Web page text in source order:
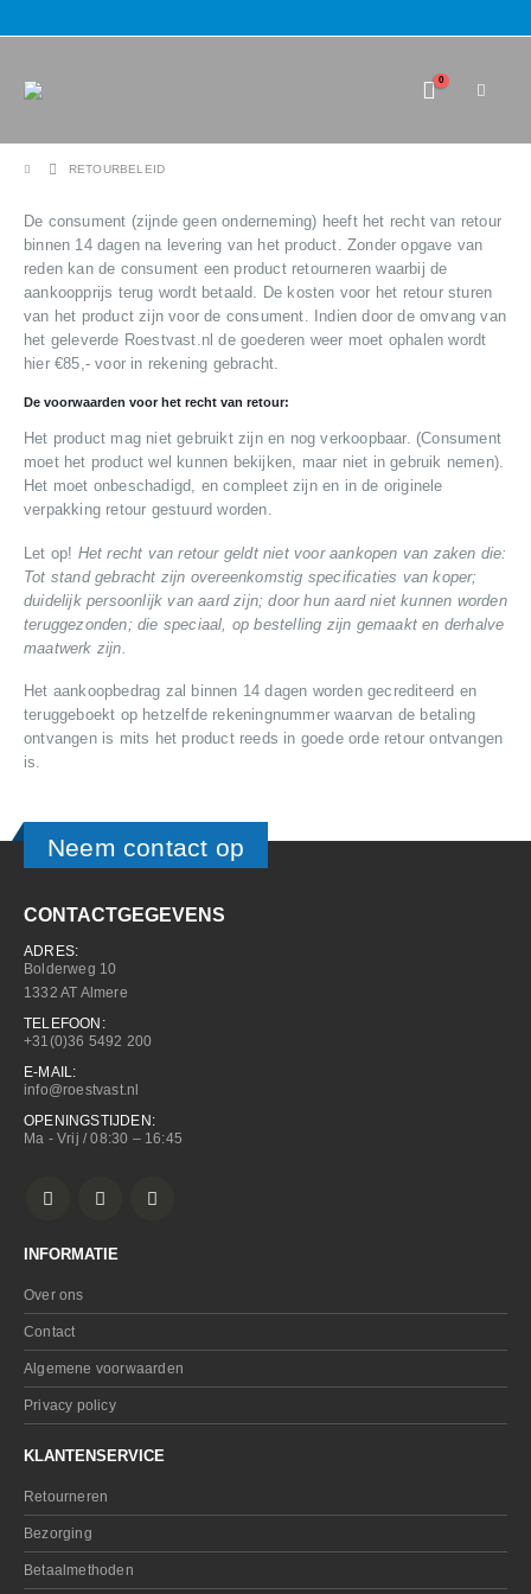
0
RETOURBELEID
De consument (zijnde geen onderneming) heeft het recht van retour
binnen 14 dagen na levering van het product. Zonder opgave van
reden kan de consument een product retourneren waarbij de
aankoopprijs terug wordt betaald. De kosten voor het retour sturen
van het product zijn voor de consument. Indien door de omvang van
het geleverde Roestvast.nl de goederen weer moet ophalen wordt
hier €85,- voor in rekening gebracht.
De voorwaarden voor het recht van retour:
Het product mag niet gebruikt zijn en nog verkoopbaar. (Consument
moet het product wel kunnen bekijken, maar niet in gebruik nemen).
Het moet onbeschadigd, en compleet zijn en in de originele
verpakking retour gestuurd worden.
Let op! Het recht van retour geldt niet voor aankopen van zaken die:
Tot stand gebracht zijn overeenkomstig specificaties van koper;
duidelijk persoonlijk van aard zijn; door hun aard niet kunnen worden
teruggezonden; die speciaal, op bestelling zijn gemaakt en derhalve
maatwerk zijn.
Het aankoopbedrag zal binnen 14 dagen worden gecrediteerd en
teruggeboekt op hetzelfde rekeningnummer waarvan de betaling
ontvangen is mits het product reeds in goede orde retour ontvangen
is.
Neem contact op
CONTACTGEGEVENS
ADRES:
Bolderweg 10
1332 AT Almere
TELEFOON:
+31(0)36 5492 200
E-MAIL:
info@roestvast.nl
OPENINGSTIJDEN:
Ma - Vrij / 08:30 – 16:45
INFORMATIE
Over ons
Contact
Algemene voorwaarden
Privacy policy
KLANTENSERVICE
Retourneren
Bezorging
Betaalmethoden